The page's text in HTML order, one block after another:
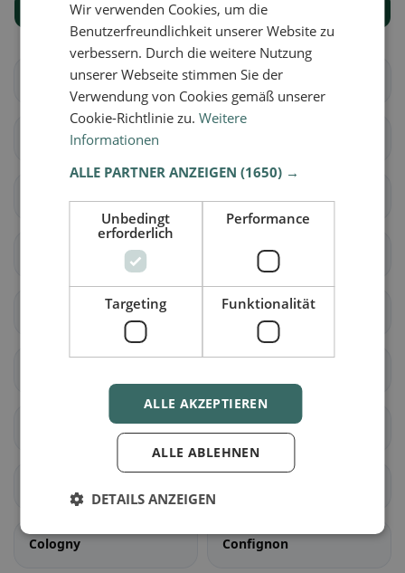
Mostra tutti i luoghi
Aire-la-Ville Anières
Carouge (GE)
Céligny
Choulex
Cologny Confignon
Wir verwenden Cookies, um die
Benutzerfreundlichkeit unserer Website zu
verbessern. Durch die weitere Nutzung
unserer Webseite stimmen Sie der
Verwendung von Cookies gemäß unserer
Cookie-Richtlinie zu.Weitere
Informationen
ALLE PARTNER ANZEIGEN(1650) →
Unbedingt
erforderlich
Performance
Targeting Funktionalität
ALLE AKZEPTIEREN
ALLE ABLEHNEN
DETAILS ANZEIGEN